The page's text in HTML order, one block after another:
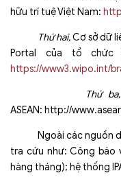
hữu trí tuệ Việt Nam:
Thứ hai,Cơ sở dữ
Portal của tổ chức
https://www3.wipo.int/
Thứ ba,
ASEAN: http://
Ngoài các nguồn dữ
tra cứu như: Công báo
hàng tháng); hệ thống